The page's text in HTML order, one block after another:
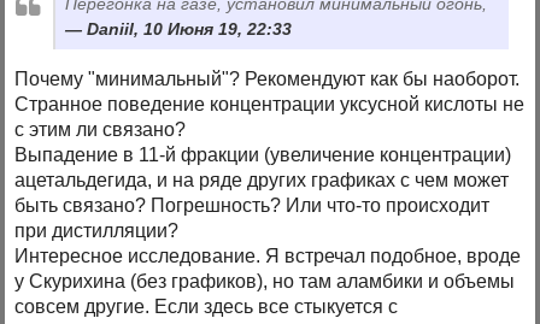
Daniil, 10 Июня 19, 22:33
Почему "минимальный"? Рекомендуют как бы наоборот.
Странное поведение концентрации уксусной кислоты не
с этим ли связано?
Выпадение в 11-й фракции (увеличение концентрации)
ацетальдегида, и на ряде других графиках с чем может
быть связано? Погрешность? Или что-то происходит
при дистилляции?
Интересное исследование. Я встречал подобное, вроде
у Скурихина (без графиков), но там аламбики и объемы
совсем другие. Если здесь все стыкуется с